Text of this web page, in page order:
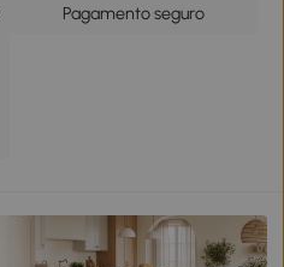
Pagamento seguro